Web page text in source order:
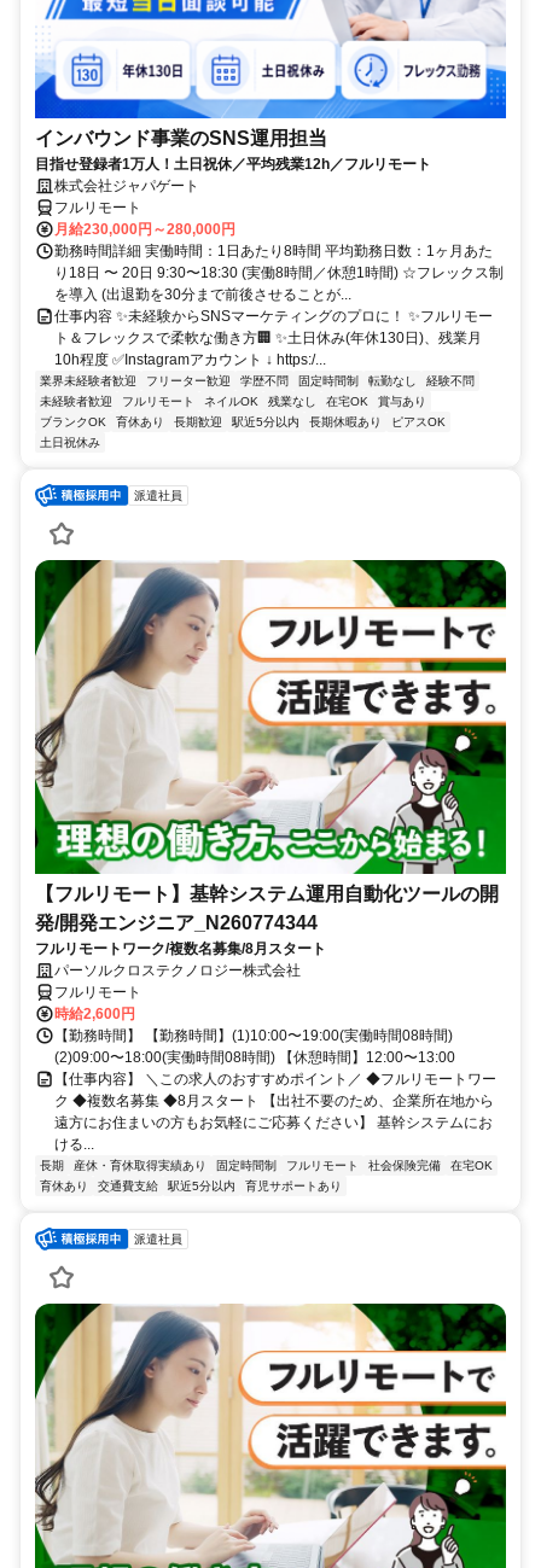
インバウンド事業のSNS運用担当
目指せ登録者1万人！土日祝休／平均残業12h／フルリモート
株式会社ジャパゲート
フルリモート
月給230,000円～280,000円
勤務時間詳細 実働時間：1日あたり8時間 平均勤務日数：1ヶ月あた
り18日 〜 20日 9:30〜18:30 (実働8時間／休憩1時間) ☆フレックス制
を導入 (出退勤を30分まで前後させることが...
仕事内容 ✨未経験からSNSマーケティングのプロに！ ✨フルリモー
ト＆フレックスで柔軟な働き方🏢 ✨土日休み(年休130日)、残業月
10h程度 ✅Instagramアカウント ↓ https:/...
業界未経験者歓迎 フリーター歓迎 学歴不問 固定時間制 転勤なし
経験不問
未経験者歓迎
フルリモート ネイルOK 残業なし 在宅OK
賞与あり
ブランクOK
育休あり 長期歓迎 駅近5分以内 長期休暇あり
ピアスOK
土日祝休み
派遣社員
【フルリモート】基幹システム運用自動化ツールの開
発/開発エンジニア_N260774344
フルリモートワーク/複数名募集/8月スタート
パーソルクロステクノロジー株式会社
フルリモート
時給2,600円
【勤務時間】 【勤務時間】(1)10:00〜19:00(実働時間08時間)
(2)09:00〜18:00(実働時間08時間) 【休憩時間】12:00〜13:00
【仕事内容】 ＼この求人のおすすめポイント／ ◆フルリモートワー
ク ◆複数名募集 ◆8月スタート 【出社不要のため、企業所在地から
遠方にお住まいの方もお気軽にご応募ください】 基幹システムにお
ける...
長期 産休・育休取得実績あり 固定時間制 フルリモート 社会保険完備
在宅OK
育休あり
交通費支給 駅近5分以内 育児サポートあり
派遣社員